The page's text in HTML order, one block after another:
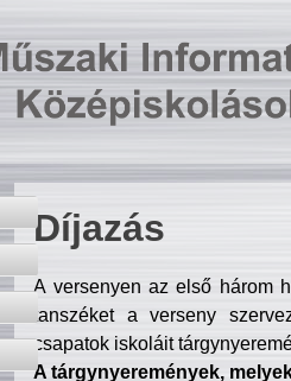
Díjazás
A versenyen az első három
tanszéket a verseny
csapatok iskoláit
A tárgynyeremények,